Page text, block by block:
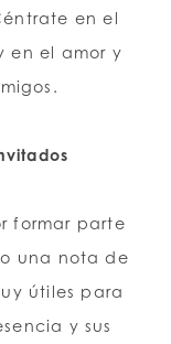
en el
en el amor y
formar parte
una nota de
útiles para
y sus